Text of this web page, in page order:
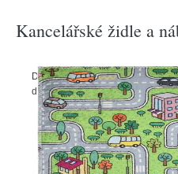
Kancelářské židle a
Domů/Produkty/> Textil >
dětský koberec 120x180 cm